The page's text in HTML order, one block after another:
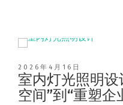
2026年4月16日
室内灯光照明
空间”到“重塑企